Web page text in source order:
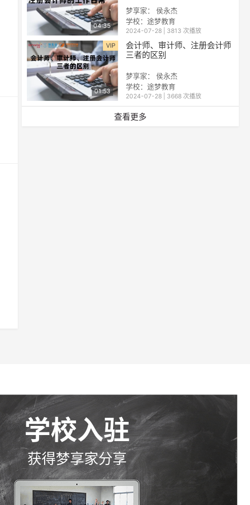
04:35
梦享家： 侯永杰
学校：途梦教育
2024-07-28 | 3813 次播放
VIP
01:53
会计师、审计师、注册会计师
三者的区别
梦享家： 侯永杰
学校：途梦教育
2024-07-28 | 3668 次播放
查看更多
学校入驻
获得梦享家分享